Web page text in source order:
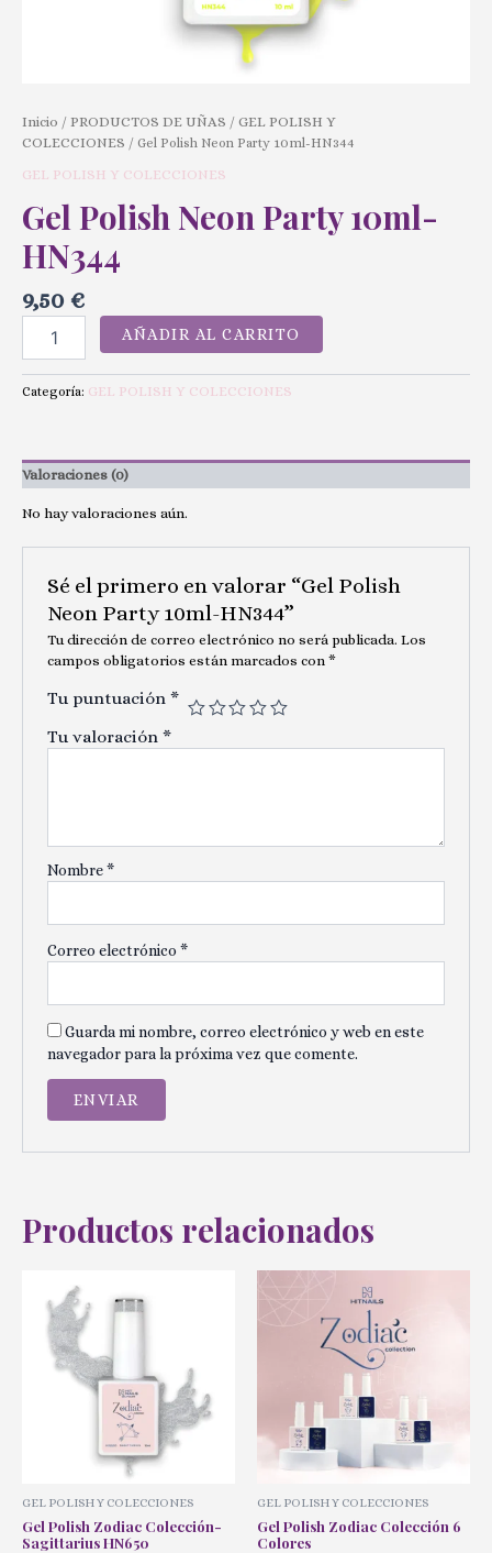
Inicio / PRODUCTOS DE UÑAS / GEL POLISH Y
COLECCIONES / Gel Polish Neon Party 10ml-HN344
GEL POLISH Y COLECCIONES
Gel Polish Neon Party 10ml-
HN344
9,50 €
AÑADIR AL CARRITO
Categoría: GEL POLISH Y COLECCIONES
Valoraciones (0)
No hay valoraciones aún.
Sé el primero en valorar “Gel Polish
Neon Party 10ml-HN344”
Tu dirección de correo electrónico no será publicada. Los
campos obligatorios están marcados con *
Tu puntuación *
Tu valoración *
Nombre*
Correo electrónico *
Guarda mi nombre, correo electrónico y web en este
navegador para la próxima vez que comente.
Productos relacionados
GEL POLISH Y COLECCIONES
Gel Polish Zodiac Colección-
Sagittarius HN650
GEL POLISH Y COLECCIONES
Gel Polish Zodiac Colección 6
Colores